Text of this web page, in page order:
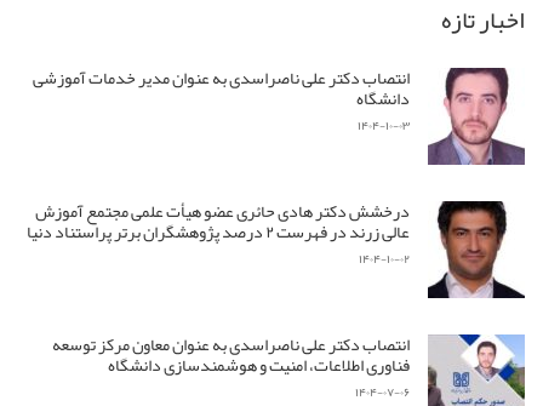
اخبار تازه
انتصاب دکتر علی ناصراسدی به عنوان مدیر خدمات آموزشی
دانشگاه
۱۴۰۴-۱۰-۰۳
درخشش دکتر هادی حائری عضو هیأت علمی مجتمع آموزش
عالی زرند در فهرست ۲ درصد پژوهشگران برتر پراستناد دنیا
۱۴۰۴-۱۰-۰۲
انتصاب دکتر علی ناصراسدی به عنوان معاون مرکز توسعه
فناوری اطلاعات، امنیت و هوشمندسازی دانشگاه
۱۴۰۴-۰۷-۰۶